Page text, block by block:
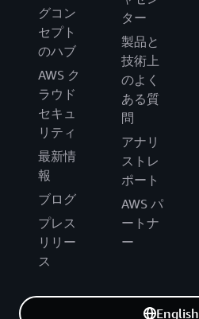
グコン
セプト
のハブ
AWS ク
ラウド
セキュ
リティ
最新情
報
ブログ
プレス
リリー
ス
ター
製品と
技術上
のよく
ある質
問
アナリ
ストレ
ポート
AWS パ
ートナ
ー
English